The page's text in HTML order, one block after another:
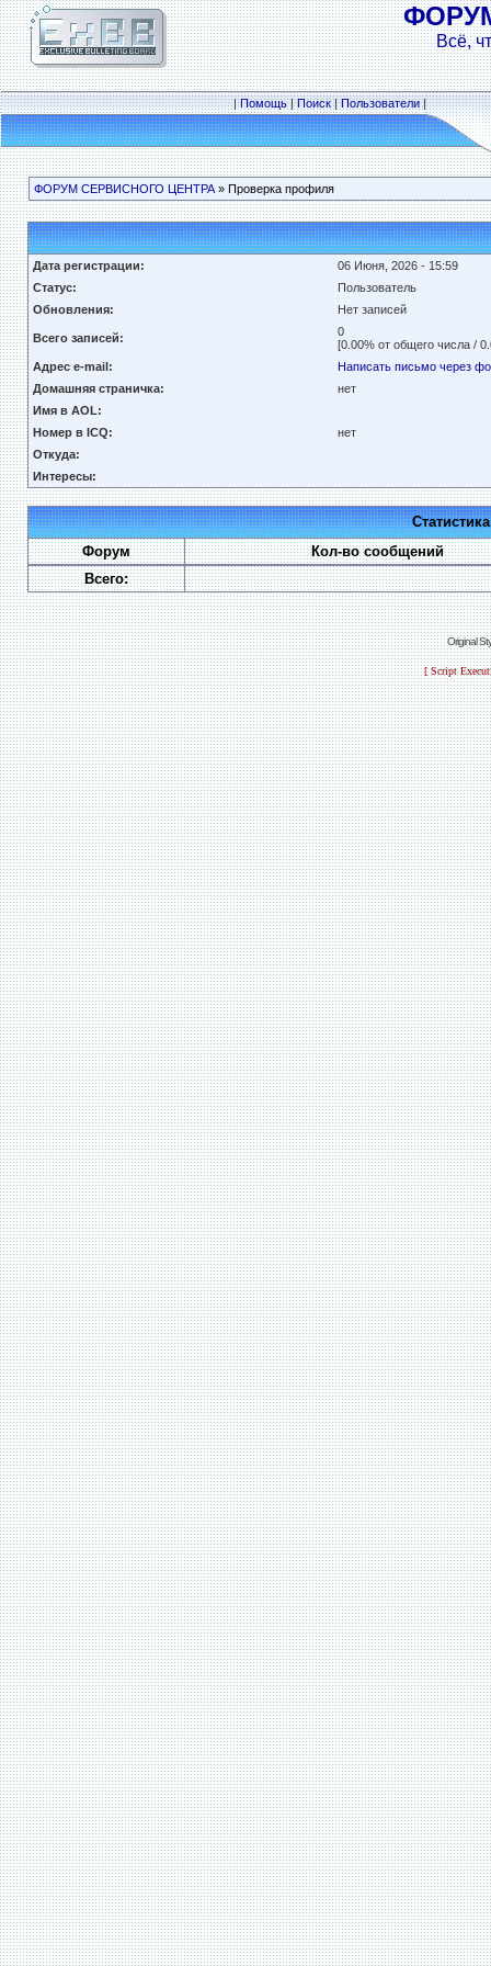
Всё,
|Помощь|Поиск|Пользователи|
ФОРУМ СЕРВИСНОГО ЦЕНТРА» Проверка профиля
Дата регистрации:
06 Июня, 2026 - 15:59
Статус:
Пользователь
Обновления:
Нет записей
Всего записей:
0
[0.00% от общего числа /
Адрес e-mail:
Написать письмо через
Домашняя страничка:
нет
Имя в AOL:
Номер в ICQ:
нет
Откуда:
Интересы:
Форум
Кол-во сообщений
Всего:
Original
[ Script